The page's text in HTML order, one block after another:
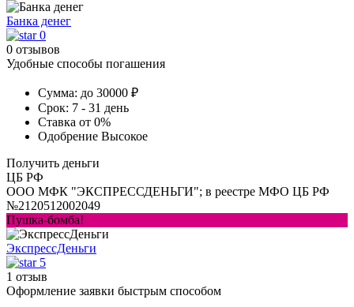
Банка денег
0
0 отзывов
Удобные способы погашения
Сумма: до 30000 ₽
Срок: 7 - 31 день
Ставка от 0%
Одобрение Высокое
Получить деньги
ЦБ РФ
ООО МФК "ЭКСПРЕССДЕНЬГИ"; в реестре МФО ЦБ РФ
№2120512002049
Пушка-бомба!
ЭкспрессДеньги
5
1 отзыв
Оформление заявки быстрым способом